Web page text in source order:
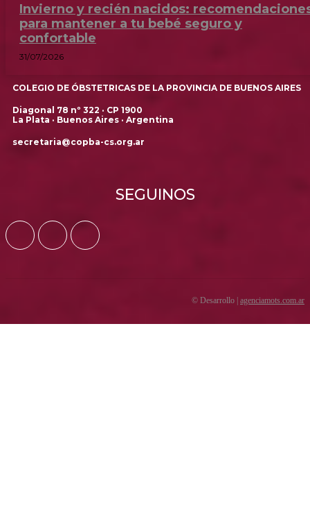
Invierno y recién nacidos:
para mantener a tu bebé seguro y
confortable
31/07/2026
COLEGIO DE ÓBSTETRICAS DE LA PROVINCIA DE BUENOS AIRES
Diagonal 78 nº 322 · CP 1900
La Plata · Buenos Aires · Argentina
secretaria@copba-cs.org.ar
SEGUINOS
© Desarrollo | agenciamots.com.ar